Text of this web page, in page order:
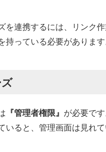
を連携するには、リンク
持っている必要があります
『管理者権限』 が必要で
ると、管理画面は見れ